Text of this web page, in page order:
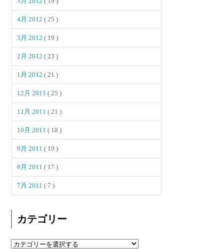
4月 2012( 25 )
3月 2012( 19 )
2月 2012( 23 )
1月 2012( 21 )
12月 2011( 25 )
11月 2011( 21 )
10月 2011( 18 )
9月 2011( 19 )
8月 2011( 17 )
7月 2011( 7 )
カテゴリー